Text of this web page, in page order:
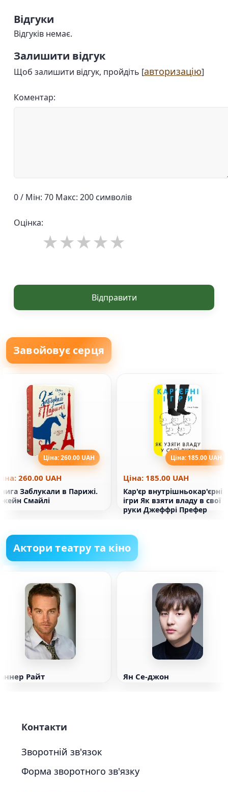
Відгуки
Відгуків немає.
Залишити відгук
Щоб залишити відгук, пройдіть [авторизацію]
Коментар:
0 / Мін: 70 Макс: 200 символів
Оцінка:
Відправити
Завойовує серця
Ціна: 260.00 UAH
260.00 UAH
Заблукали в Парижі.
Смайлі
Ціна: 185.00 UAH
Ціна: 185.00 UAH
Кар'єр внутрішньокар'єрні
ігри Як взяти владу в свої
руки Джеффрі Префер
Актори театру та кіно
Райт Ян Се-джон
Контакти
Зворотній зв'язок
Форма зворотного зв'язку